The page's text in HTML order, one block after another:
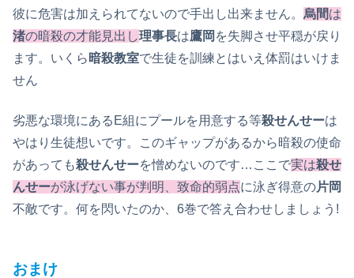
彼に危害は加えられてないので手出し出来ません。 烏間は
渚の暗殺の才能見出し理事長は鷹岡 を失脚させ平穏が戻り
ます。いくら 暗殺教室で生徒を訓練とはいえ体罰はいけま
せん
劣悪な環境にあるE組にプールを用意する等殺せんせーは
やはり生徒想いです。このギャップがあるから暗殺の使命
があっても殺せんせーを憎めないのです…ここで実は殺せ
んせーが泳げない事が判明、致命的弱点に泳ぎ得意の片岡
不敵です。何を閃いたのか、6巻で答え合わせしましょう!
おまけ